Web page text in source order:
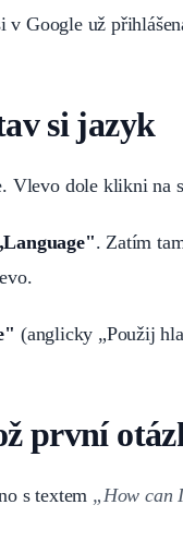
v Google už
si jazyk
Vlevo dole klikni
. Zatím
(anglicky „Použij
první
s textem „How can